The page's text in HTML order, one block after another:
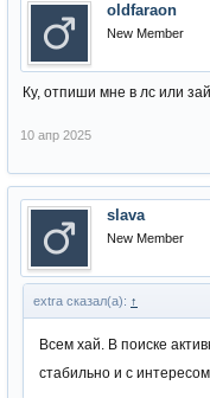
oldfaraon
New Member
Ку, отпиши мне в лс или
10 апр 2025
slava
New Member
extra сказал(а): ↑
Всем хай. В поиске
стабильно и с